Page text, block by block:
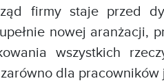
firmy staje przed
nowej aranżacji,
wszystkich
dla pracowników